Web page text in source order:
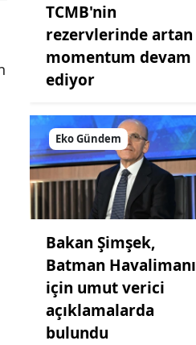
TCMB'nin
rezervlerinde artan
momentum devam
ediyor
Eko Gündem
Bakan Şimşek,
Batman Havalimanı
için umut verici
açıklamalarda
bulundu